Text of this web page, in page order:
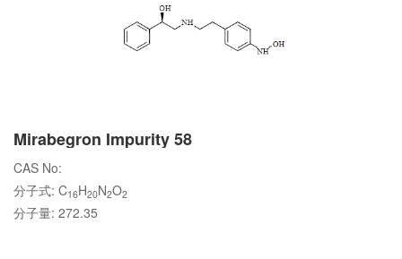
Mirabegron Impurity 58
CAS No:
分子式: C16H20N2O2
分子量: 272.35